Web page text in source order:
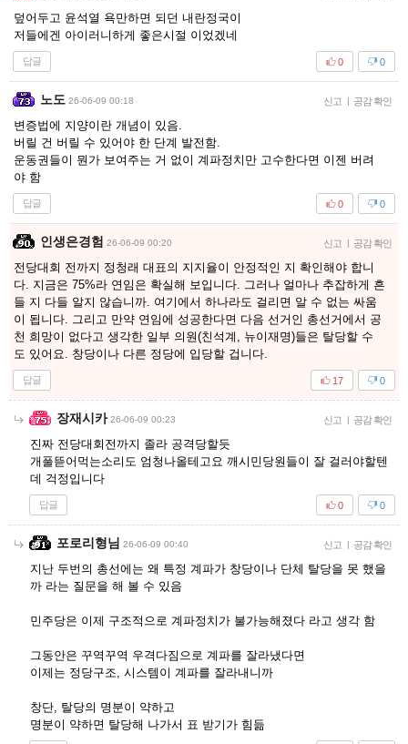
덮어두고 윤석열 욕만하면 되던 내란정국이
저들에겐 아이러니하게 좋은시절 이었겠네
답글 0
0
노도 26-06-09 00:18 신고 | 공감 확인
변증법에 지양이란 개념이 있음.
버릴 건 버릴 수 있어야 한 단계 발전함.
운동권들이 뭔가 보여주는 거 없이 계파정치만 고수한다면 이젠 버려
야 함
답글 0
0
인생은경험 26-06-09 00:20 신고 | 공감 확인
전당대회 전까지 정청래 대표의 지지율이 안정적인 지 확인해야 합니
다. 지금은 75%라 연임은 확실해 보입니다. 그러나 얼마나 추잡하게 흔
들 지 다들 알지 않습니까. 여기에서 하나라도 걸리면 알 수 없는 싸움
이 됩니다. 그리고 만약 연임에 성공한다면 다음 선거인 총선거에서 공
천 희망이 없다고 생각한 일부 의원(친석계, 뉴이재명)들은 탈당할 수
도 있어요. 창당이나 다른 정당에 입당할 겁니다.
답글 0
17
장재시카 26-06-09 00:23 신고 | 공감 확인
진짜 전당대회전까지 졸라 공격당할듯
개풀뜯어먹는소리도 엄청나올테고요 깨시민당원들이 잘 걸러야할텐
데 걱정입니다
답글 0
0
포로리형님 26-06-09 00:40 신고 | 공감 확인
지난 두번의 총선에는 왜 특정 계파가 창당이나 단체 탈당을 못 했을
까 라는 질문을 해 볼 수 있음
민주당은 이제 구조적으로 계파정치가 불가능해졌다 라고 생각 함
그동안은 꾸역꾸역 우격다짐으로 계파를 잘라냈다면
이제는 정당구조, 시스템이 계파를 잘라내니까
창단, 탈당의 명분이 약하고
명분이 약하면 탈당해 나가서 표 받기가 힘듦